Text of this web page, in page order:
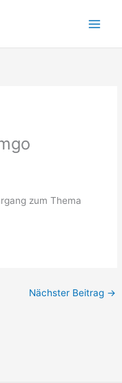
zum Thema
Nächster Beitrag →